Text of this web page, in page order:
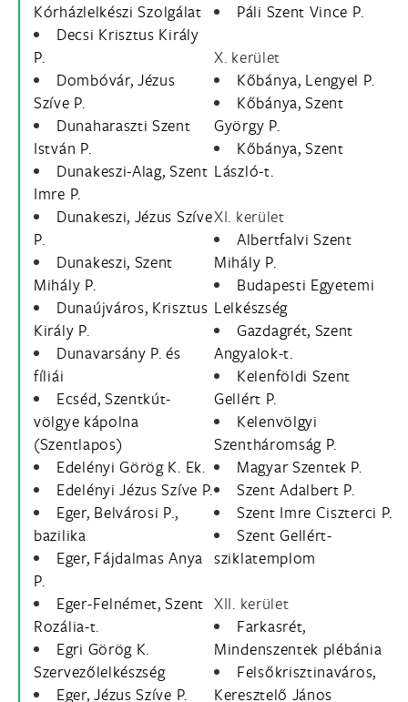
Kórházlelkészi Szolgálat
Decsi Krisztus Király
P.
Dombóvár, Jézus
Szíve P.
Dunaharaszti Szent
István P.
Dunakeszi-Alag, Szent
Imre P.
Dunakeszi, Jézus Szíve
P.
Dunakeszi, Szent
Mihály P.
Dunaújváros, Krisztus
Király P.
Dunavarsány P. és
fíliái
Ecséd, Szentkút-
völgye kápolna
(Szentlapos)
Edelényi Görög K. Ek.
Edelényi Jézus Szíve P.
Eger, Belvárosi P.,
bazilika
Eger, Fájdalmas Anya
P.
Eger-Felnémet, Szent
Rozália-t.
Egri Görög K.
Szervezőlelkészség
Eger, Jézus Szíve P.
Páli Szent Vince P.
X. kerület
Kőbánya, Lengyel P.
Kőbánya, Szent
György P.
Kőbánya, Szent
László-t.
XI. kerület
Albertfalvi Szent
Mihály P.
Budapesti Egyetemi
Lelkészség
Gazdagrét, Szent
Angyalok-t.
Kelenföldi Szent
Gellért P.
Kelenvölgyi
Szentháromság P.
Magyar Szentek P.
Szent Adalbert P.
Szent Imre Ciszterci P.
Szent Gellért-
sziklatemplom
XII. kerület
Farkasrét,
Mindenszentek plébánia
Felsőkrisztinaváros,
Keresztelő János